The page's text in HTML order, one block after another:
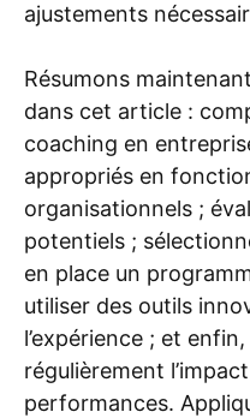
ajustements
Résumons
dans cet article :
coaching en
appropriés en
organisationnels ;
potentiels ;
en place un
utiliser des outils
l’expérience ; et
régulièrement
performances.